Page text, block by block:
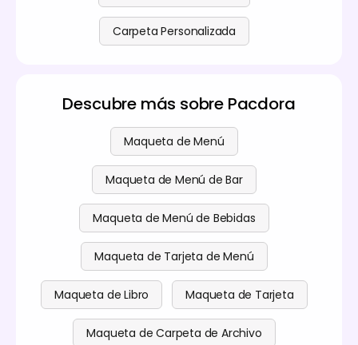
Carpeta Personalizada
Descubre más sobre Pacdora
Maqueta de Menú
Maqueta de Menú de Bar
Maqueta de Menú de Bebidas
Maqueta de Tarjeta de Menú
Maqueta de Libro Maqueta de Tarjeta
Maqueta de Carpeta de Archivo